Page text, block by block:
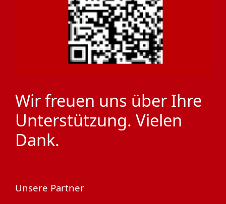
Wir freuen uns über Ihre
Unterstützung. Vielen
Dank.
Unsere Partner